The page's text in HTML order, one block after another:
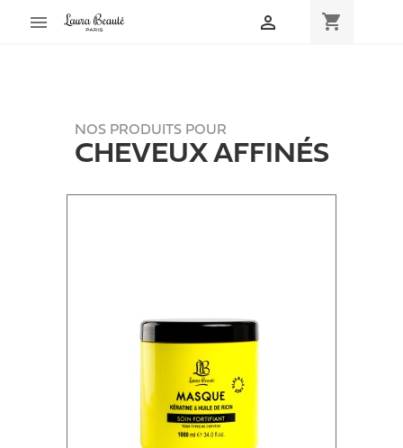
 shopping_cart

NOS PRODUITS POUR
CHEVEUX AFFINÉS